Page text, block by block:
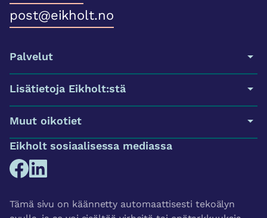
post@eikholt.no
Palvelut
Lisätietoja Eikholt:stä
Muut oikotiet
Eikholt sosiaalisessa mediassa
Tämä sivu on käännetty automaattisesti tekoälyn